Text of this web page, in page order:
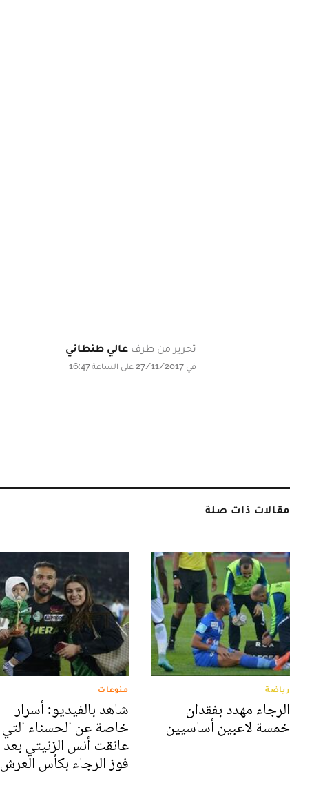
تحرير من طرف عالي طنطاني
في 27/11/2017 على الساعة 16:47
مقالات ذات صلة
رياضة
الرجاء مهدد بفقدان
خمسة لاعبين أساسيين
منوعات
شاهد بالفيديو: أسرار
خاصة عن الحسناء التي
عانقت أنس الزنيتي بعد
فوز الرجاء بكأس العرش